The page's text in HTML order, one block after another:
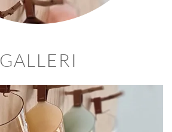
GALLERI